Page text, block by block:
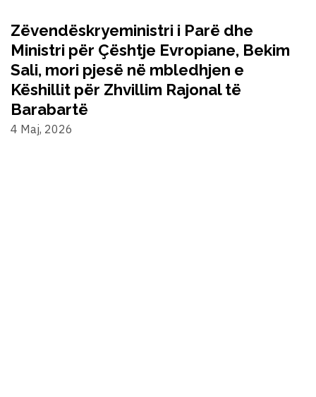
Zëvendëskryeministri i Parë dhe
Ministri për Çështje Evropiane, Bekim
Sali, mori pjesë në mbledhjen e
Këshillit për Zhvillim Rajonal të
Barabartë
4 Maj, 2026